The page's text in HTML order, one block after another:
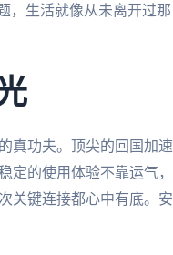
，生活就像从未离开过那
真功夫。顶尖的回国加速
定的使用体验不靠运气，
关键连接都心中有底。安